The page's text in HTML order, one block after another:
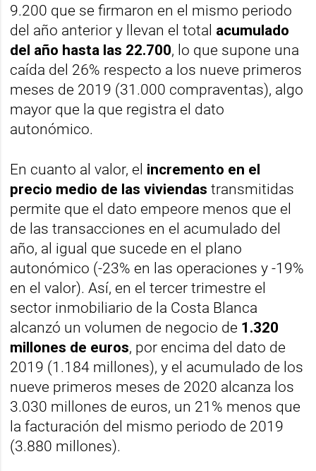
9.200 que se firmaron en el mismo periodo
del año anterior y llevan el total acumulado
del año hasta las 22.700, lo que supone una
caída del 26% respecto a los nueve primeros
meses de 2019 (31.000 compraventas), algo
mayor que la que registra el dato
autonómico.
En cuanto al valor, el incremento en el
precio medio de las viviendas transmitidas
permite que el dato empeore menos que el
de las transacciones en el acumulado del
año, al igual que sucede en el plano
autonómico (-23% en las operaciones y -19%
en el valor). Así, en el tercer trimestre el
sector inmobiliario de la Costa Blanca
alcanzó un volumen de negocio de 1.320
millones de euros, por encima del dato de
2019 (1.184 millones), y el acumulado de los
nueve primeros meses de 2020 alcanza los
3.030 millones de euros, un 21% menos que
la facturación del mismo periodo de 2019
(3.880 millones).